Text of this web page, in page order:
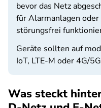
bevor das Netz
für Alarmanlagen
störungsfrei
Geräte sollten auf
IoT, LTE-M oder 4G/
Was steckt